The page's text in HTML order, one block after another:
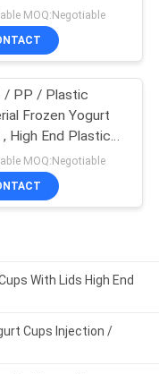
MOQ:Negotiable
/ PP / Plastic
Frozen Yogurt
, High End Plastic
MOQ:Negotiable
With Lids High End
Cups Injection /